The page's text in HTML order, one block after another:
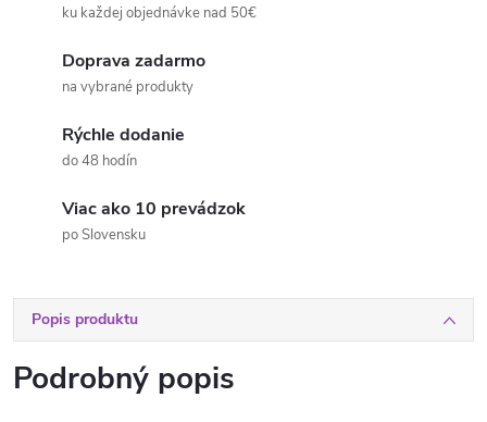
ku každej objednávke nad 50€
Doprava zadarmo
na vybrané produkty
Rýchle dodanie
do 48 hodín
Viac ako 10 prevádzok
po Slovensku
Popis produktu
Podrobný popis